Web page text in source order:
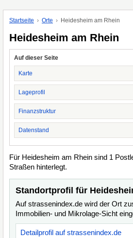
Startseite Orte Heidesheim am Rhein
Heidesheim am Rhein
Auf dieser Seite
Karte
Lageprofil
Finanzstruktur
Datenstand
Für Heidesheim am Rhein sind 1
Straßen hinterlegt.
Standortprofil für
Auf strassenindex.de wird der Ort
Immobilien- und Mikrolage-Sicht
Detailprofil auf strassenindex.de